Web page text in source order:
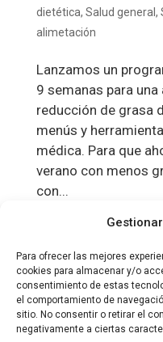
Para ofrecer las mejores
cookies para almacenar y/o
consentimiento de estas
el comportamiento de
sitio. No consentir o retirar el
negativamente a ciertas
dietética, Salud general ,
alimetación
Lanzamos un
9 semanas para
reducción de grasa
menús y
médica. Para que
verano con menos
con...
Moma Sport,Nutrición y
¿Cuál es la
¿No la conoces? Lo
entre otras cosas